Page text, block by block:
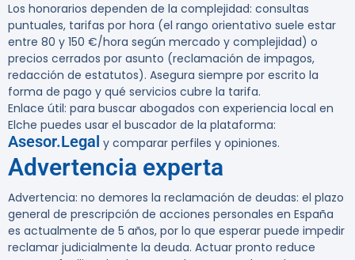
Los honorarios dependen de la complejidad: consultas
puntuales, tarifas por hora (el rango orientativo suele estar
entre 80 y 150 €/hora según mercado y complejidad) o
precios cerrados por asunto (reclamación de impagos,
redacción de estatutos). Asegura siempre por escrito la
forma de pago y qué servicios cubre la tarifa.
Enlace útil: para buscar abogados con experiencia local en
Elche puedes usar el buscador de la plataforma:
Asesor.Legal y comparar perfiles y opiniones.
Advertencia experta
Advertencia: no demores la reclamación de deudas: el plazo
general de prescripción de acciones personales en España
es actualmente de 5 años, por lo que esperar puede impedir
reclamar judicialmente la deuda. Actuar pronto reduce